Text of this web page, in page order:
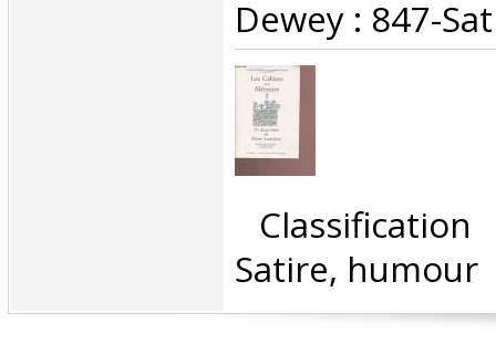
Dewey : 847-
Satire, humour‎